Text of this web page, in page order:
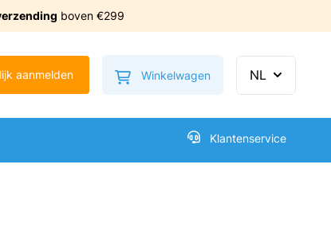
boven €299
aanmelden Minicart tonen/
Winkelwagen NL
Klantenservice